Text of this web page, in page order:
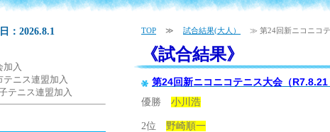
TOP ≫ 試合結果(大人） ≫ 第24回新ニコニコ
《試合結果》
第24回新ニコニコテニス大会（
優勝 小川浩
2位 野崎順一
：2026.8.1
ス協会加入
ニス連盟加入
テニス連盟加入